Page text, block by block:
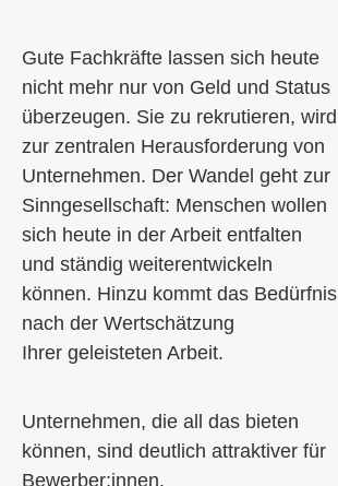
Gute Fachkräfte lassen sich heute
nicht mehr nur von Geld und Status
überzeugen. Sie zu rekrutieren, wird
zur zentralen Herausforderung von
Unternehmen. Der Wandel geht zur
Sinngesellschaft: Menschen wollen
sich heute in der Arbeit entfalten
und ständig weiterentwickeln
können. Hinzu kommt das Bedürfnis
nach der Wertschätzung
Ihrer geleisteten Arbeit.
Unternehmen, die all das bieten
können, sind deutlich attraktiver für
Bewerber:innen.